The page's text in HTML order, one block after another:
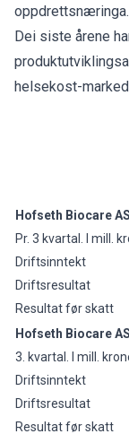
oppdrettsnæringa.
Dei siste årene
helsekost-
Hofseth Biocare
Pr. 3 kvartal. I mill.
Driftsinntekt
Driftsresultat
Resultat før skatt
Hofseth Biocare
3. kvartal. I mill.
Driftsinntekt
Driftsresultat
Resultat før skatt